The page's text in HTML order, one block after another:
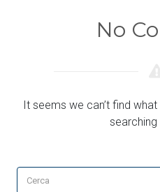
No
It seems we can’t find
searching